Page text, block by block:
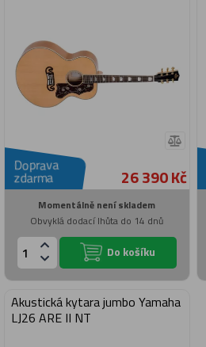
Doprava
zdarma 26 390 Kč
Momentálně není skladem
Obvyklá dodací lhůta do 14 dnů
Do košíku
Akustická kytara jumbo Yamaha
LJ26 ARE II NT